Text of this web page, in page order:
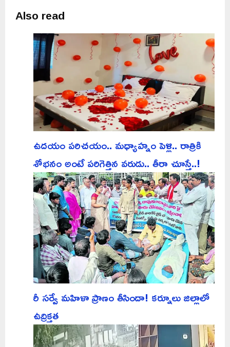
Also read
ఉదయం పరిచయం.. మధ్యాహ్నం పెళ్లి.. రాత్రికి
శోభనం అంటే పరిగెత్తిన వరుడు.. తీరా చూస్తే..!
రీ సర్వే మహిళా ప్రాణం తీసిందా! కర్నూలు జిల్లాలో
ఉద్రిక్తత